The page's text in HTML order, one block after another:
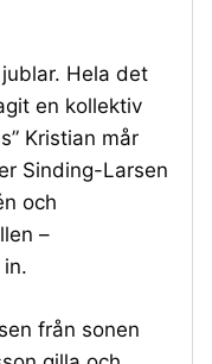
Hela det
en kollektiv
Kristian mår
Sinding-Larsen
och
–
från sonen